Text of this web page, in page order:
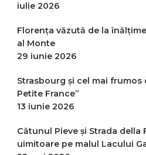
iulie 2026
Florența văzută de la
al Monte
29 iunie 2026
Strasbourg și cel mai frumos
Petite France”
13 iunie 2026
Cătunul Pieve și Strada della
uimitoare pe malul Lacului